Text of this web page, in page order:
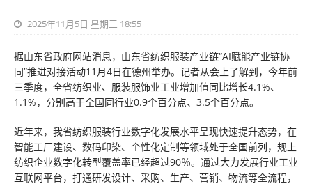
2025年11月5日 星期三 18:55
据山东省政府网站消息，山东省纺织服装产业链“AI赋能产业链协
同”推进对接活动11月4日在德州举办。记者从会上了解到，今年前
三季度，全省纺织业、服装服饰业工业增加值同比增长4.1%、
1.1%，分别高于全国同行业0.9个百分点、3.5个百分点。
近年来，我省纺织服装行业数字化发展水平呈现快速提升态势，在
智能工厂建设、数码印染、个性化定制等领域处于全国前列，规上
纺织企业数字化转型覆盖率已经超过90％。通过大力发展行业工业
互联网平台，打通研发设计、采购、生产、营销、物流等全流程，